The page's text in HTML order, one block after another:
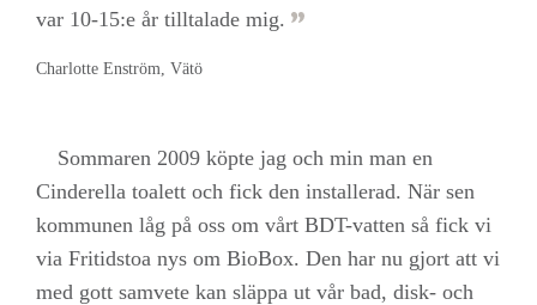
var 10-15:e år tilltalade mig.
Charlotte Enström, Vätö
Sommaren 2009 köpte jag och min man en
Cinderella toalett och fick den installerad. När sen
kommunen låg på oss om vårt BDT-vatten så fick vi
via Fritidstoa nys om BioBox. Den har nu gjort att vi
med gott samvete kan släppa ut vår bad, disk- och